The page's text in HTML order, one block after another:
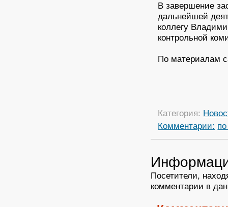
В завершение
дальнейшей
коллегу
контрольной
По материалам
Категория:
Комментарии:
Посетители,
комментарии в